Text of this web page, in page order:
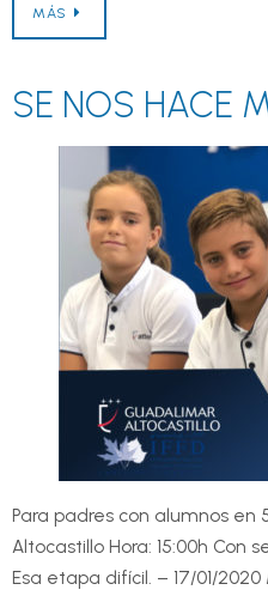
MÁS
SE NOS HACE
Para padres con alumnos en
Altocastillo Hora: 15:00h Con
Esa etapa difícil. – 17/01/